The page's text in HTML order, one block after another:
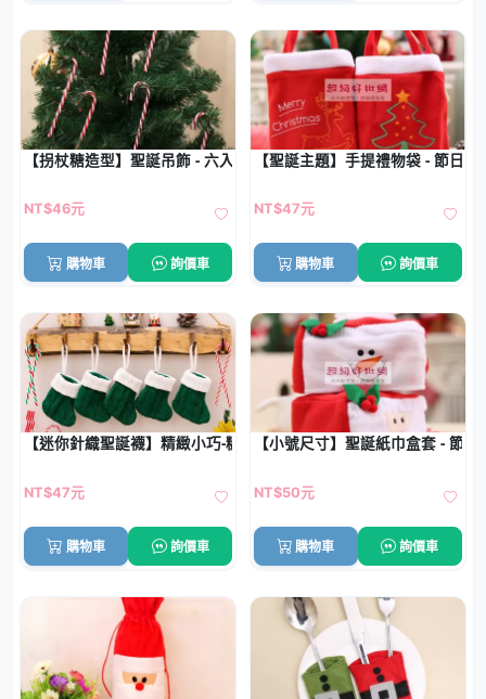
【拐杖糖造型】聖誕吊飾 - 六入裝樹掛飾
NT$46元
購物車 詢價車
【聖誕主題】手提禮物袋 - 節日禮
NT$47元
購物車 詢價車
【迷你針織聖誕襪】精緻小巧-糖果裝飾小袋
NT$47元
購物車 詢價車
【小號尺寸】聖誕紙巾盒套 - 節日
NT$50元
購物車 詢價車